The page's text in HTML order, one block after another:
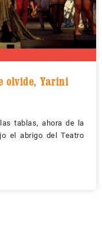
olvide, Yarini
tablas, ahora de la
el abrigo del Teatro